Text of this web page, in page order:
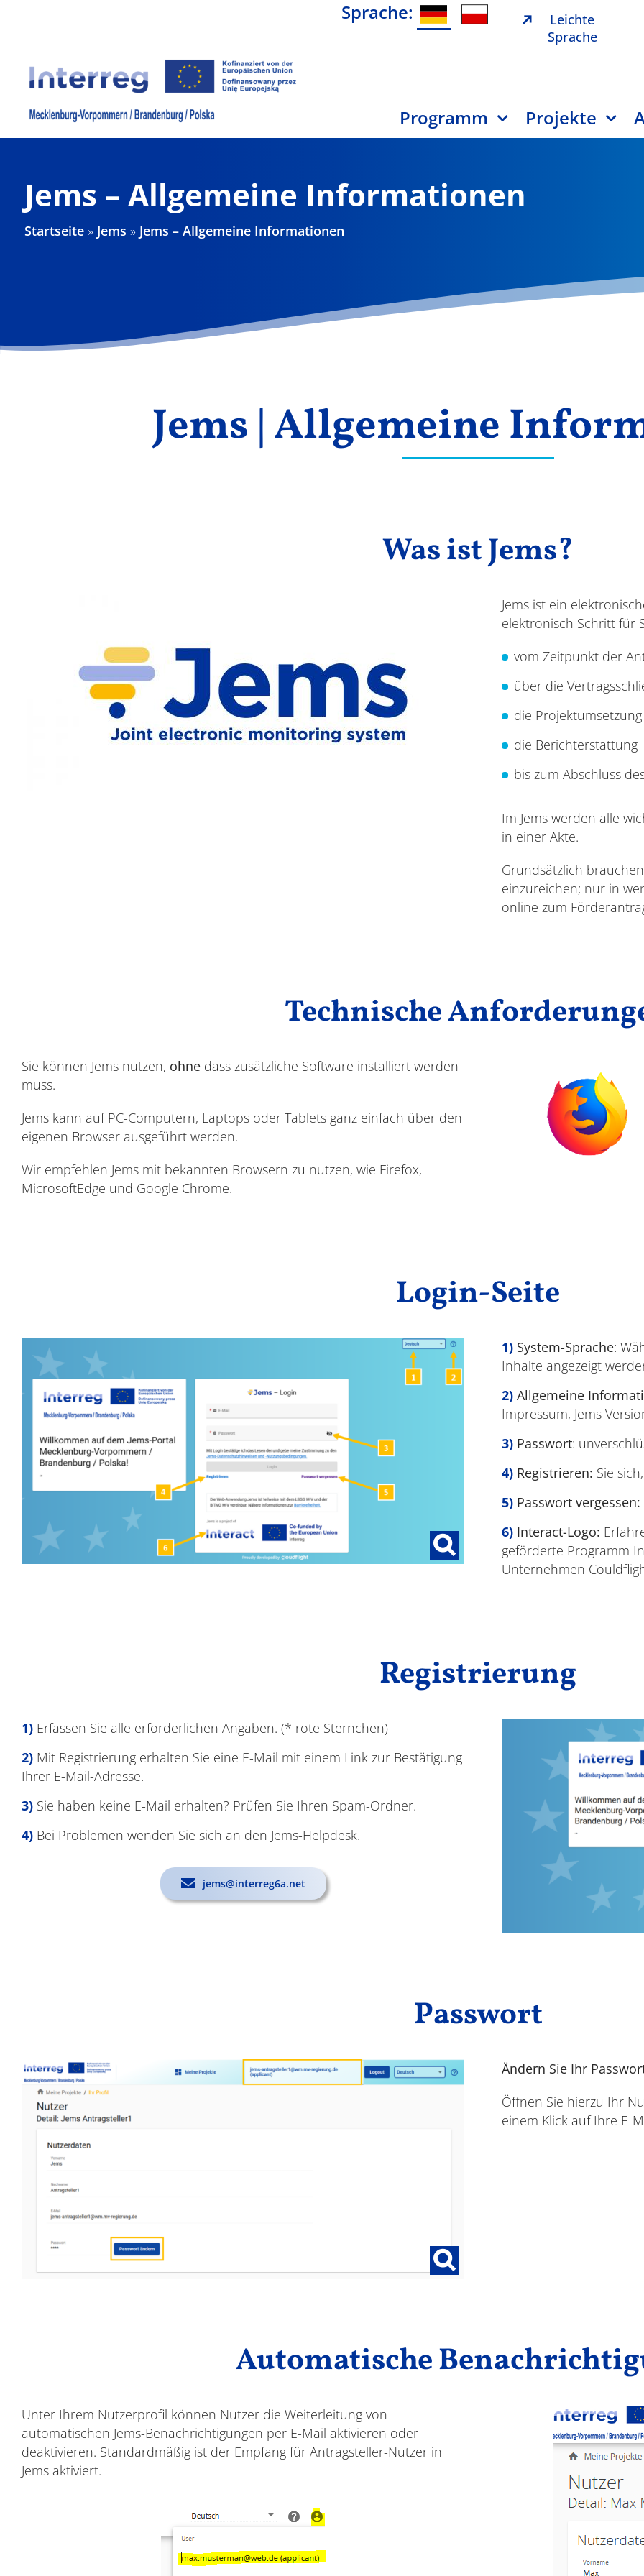
Sprache:
Leichte
Sprache
Programm Projekte
Jems – Allgemeine Informationen
Startseite » Jems » Jems – Allgemeine Informationen
Jems | Allgemeine
Was ist Jems?
Jems ist ein
elektronisch Schritt für
vom Zeitpunkt der
über die
die
die Berichterstattung
bis zum Abschluss
Im Jems werden alle
in einer Akte.
Grundsätzlich
einzureichen; nur in
online zum
Technische
Sie können Jems nutzen, ohnedass zusätzliche Software installiert werden
muss.
Jems kann auf PC-Computern, Laptops oder Tablets ganz einfach über den
eigenen Browser ausgeführt werden.
Wir empfehlen Jems mit bekannten Browsern zu nutzen, wie Firefox,
MicrosoftEdge und Google Chrome.
Login-Seite
System-Sprache:
Inhalte angezeigt
Allgemeine
Impressum, Jems
Passwort:
Registrieren: Sie
Passwort vergessen:
Interact-Logo:
geförderte Programm
Unternehmen
Registrierung
Erfassen Sie alle erforderlichen Angaben. (* rote Sternchen)
Mit Registrierung erhalten Sie eine E-Mail mit einem Link zur Bestätigung
Ihrer E-Mail-Adresse.
Sie haben keine E-Mail erhalten? Prüfen Sie Ihren Spam-Ordner.
Bei Problemen wenden Sie sich an den Jems-Helpdesk.
jems@interreg6a.net
Passwort
Ändern Sie Ihr
Öffnen Sie hierzu Ihr
einem Klick auf Ihre E-
Automatische
Unter Ihrem Nutzerprofil können Nutzer die Weiterleitung von
automatischen Jems-Benachrichtigungen per E-Mail aktivieren oder
deaktivieren. Standardmäßig ist der Empfang für Antragsteller-Nutzer in
Jems aktiviert.